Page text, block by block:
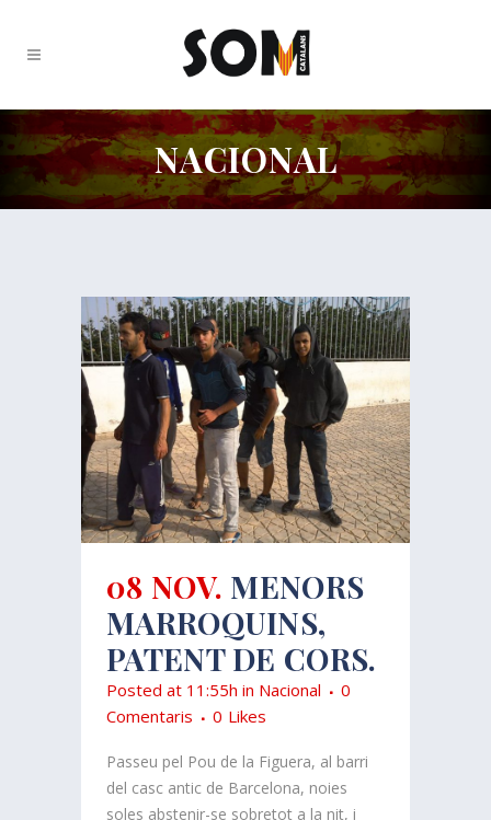
NACIONAL
08 NOV. MENORS
MARROQUINS,
PATENT DE CORS.
Posted at 11:55h in Nacional
0
Comentaris
0 Likes
Passeu pel Pou de la Figuera, al barri
del casc antic de Barcelona, noies
soles abstenir-se sobretot a la nit, i